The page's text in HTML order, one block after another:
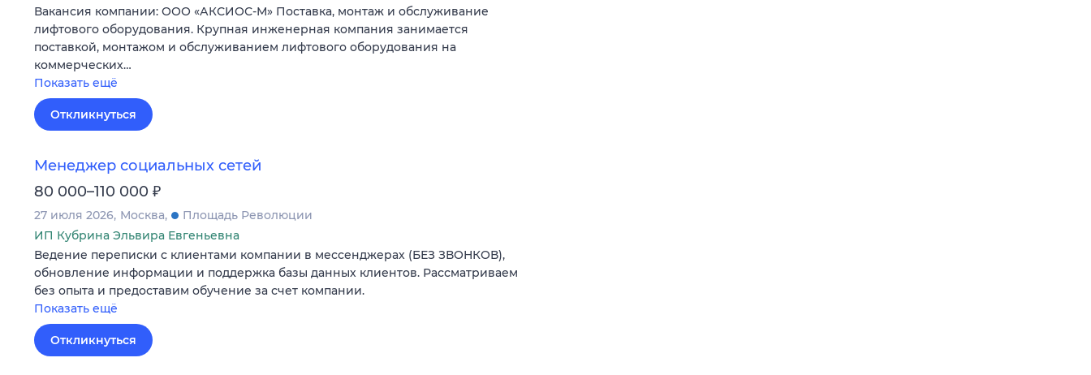
Вакансия компании: ООО «АКСИОС-М» Поставка, монтаж и обслуживание
лифтового оборудования. Крупная инженерная компания занимается
поставкой, монтажом и обслуживанием лифтового оборудования на
коммерческих…
Показать ещё
Откликнуться
Менеджер социальных сетей
80 000–110 000 ₽
27 июля 2026 Москва
Площадь Революции
ИП Кубрина Эльвира Евгеньевна
Ведение переписки с клиентами компании в мессенджерах (БЕЗ ЗВОНКОВ),
обновление информации и поддержка базы данных клиентов. Рассматриваем
без опыта и предоставим обучение за счет компании.
Показать ещё
Откликнуться